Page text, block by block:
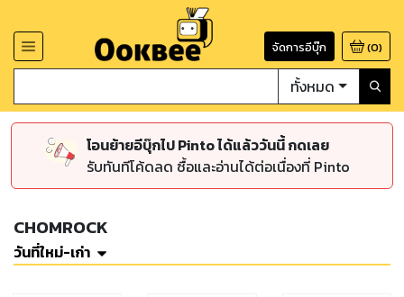
จัดการอีบุ๊ก (0)
ทั้งหมด
โอนย้ายอีบุ๊กไป Pinto ได้แล้ววันนี้ กดเลย
รับทันทีโค้ดลด ซื้อและอ่านได้ต่อเนื่องที่ Pinto
CHOMROCK
วันที่ใหม่-เก่า